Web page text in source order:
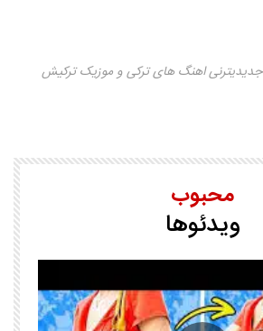
جدیدیترنی اهنگ های ترکی و موزیک ترکیش
محبوب
ویدئوها